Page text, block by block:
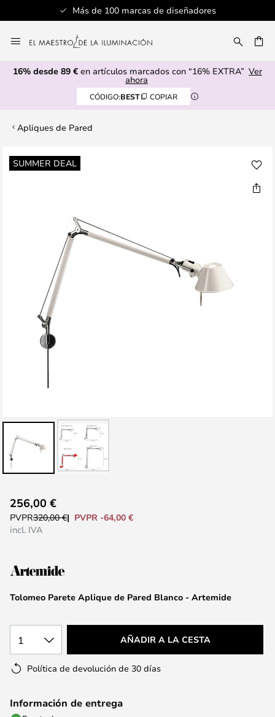
Más de 100 marcas de diseñadores
al
contenido
16% desde 89 € en artículos marcados con “16% EXTRA” Ver
ahora
CÓDIGO:BEST COPIAR
Apliques de Pared
SUMMER DEAL
Saltar
al
comienzo
galería
imágenes
Tolomeo Parete Aplique de Pared Blanco - Artemide
256,00 €
PVPR320,00 €
PVPR -64,00 €
incl. IVA
1 AÑADIR A LA CESTA
Política de devolución de 30 días
Información de entrega